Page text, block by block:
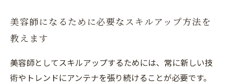
美容師になるために必要なスキルアップ方法を
教えます
美容師としてスキルアップするためには、常に新しい技
術やトレンドにアンテナを張り続けることが必要です。